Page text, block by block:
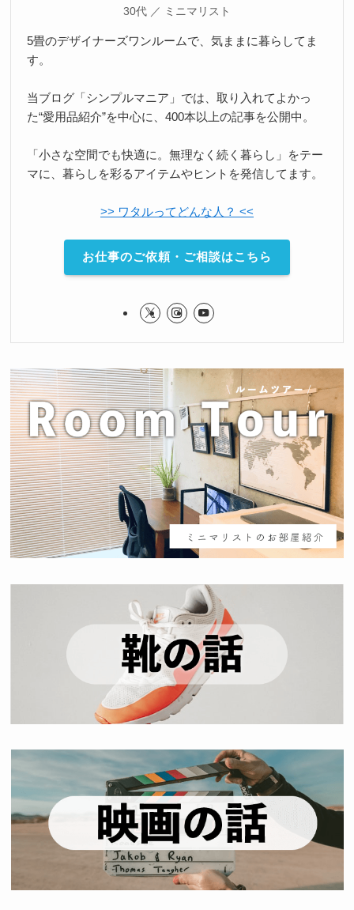
30代 ／ ミニマリスト
5畳のデザイナーズワンルームで、気ままに暮らしてま
す。
当ブログ「シンプルマニア」では、取り入れてよかっ
た“愛用品紹介”を中心に、400本以上の記事を公開中。
「小さな空間でも快適に。無理なく続く暮らし」をテー
マに、暮らしを彩るアイテムやヒントを発信してます。
>> ワタルってどんな人？ <<
お仕事のご依頼・ご相談はこちら